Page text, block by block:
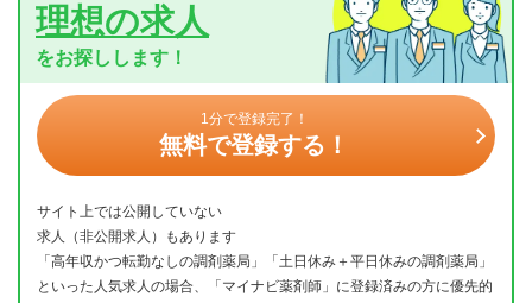
理想の求人
をお探しします！
1分で登録完了！
無料で登録する！
サイト上では公開していない
求人（非公開求人）もあります
「高年収かつ転勤なしの調剤薬局」「土日休み＋平日休みの調剤薬局」
といった人気求人の場合、「マイナビ薬剤師」に登録済みの方に優先的